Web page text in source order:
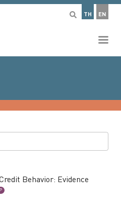
TH EN
Behavior: Evidence